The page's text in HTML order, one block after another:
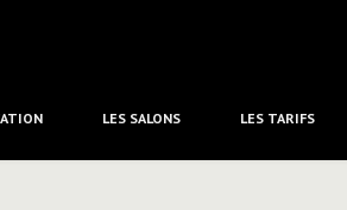
LES SALONS LES TARIFS